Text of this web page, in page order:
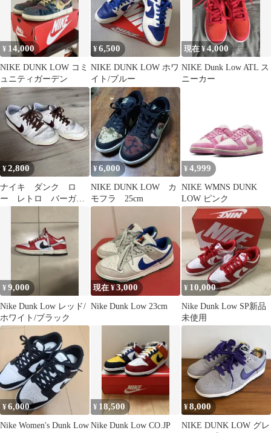
¥ 14,000
NIKE DUNK LOW コミ
ュニティガーデン
¥6,500
NIKE DUNK LOW ホワ
イト/ブルー
現在 ¥4,000
NIKE Dunk Low ATL ス
ニーカー
¥2,800
ナイキ ダンク ロ
ー レトロ バーガン
¥6,000
NIKE DUNK LOW カ
モフラ 25cm
¥ 4,999
NIKE WMNS DUNK
LOW ピンク
¥9,000
Nike Dunk Low レッド/
ホワイト/ブラック
現在 ¥3,000
Nike Dunk Low 23cm
¥ 10,000
Nike Dunk Low SP新品
未使用
¥6,000
Nike Women's Dunk Low
¥ 18,500
Nike Dunk Low CO.JP
¥8,000
NIKE DUNK LOW グレ